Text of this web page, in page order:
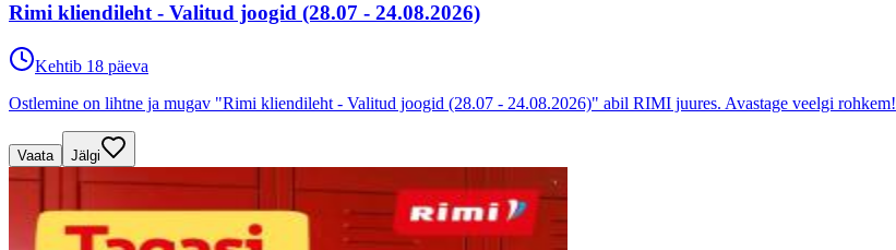
Rimi kliendileht - Valitud joogid (28.07 - 24.08.2026)
Kehtib 18 päeva
Ostlemine on lihtne ja mugav "Rimi kliendileht - Valitud joogid (28.07 - 24.08.2026)" abil RIMI juures. Avastage veelgi rohkem!
Vaata Jälgi